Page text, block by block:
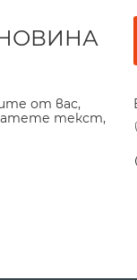
от вас,
текст,